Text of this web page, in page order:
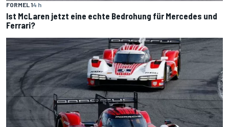
FORMEL 14 h
Ist McLaren jetzt eine echte Bedrohung für Mercedes und
Ferrari?